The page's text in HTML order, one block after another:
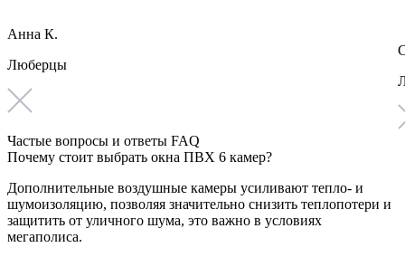
Анна К.
Люберцы
Частые вопросы и ответы FAQ
Почему стоит выбрать окна ПВХ 6 камер?
Дополнительные воздушные камеры усиливают тепло- и
шумоизоляцию, позволяя значительно снизить теплопотери и
защитить от уличного шума, это важно в условиях
мегаполиса.